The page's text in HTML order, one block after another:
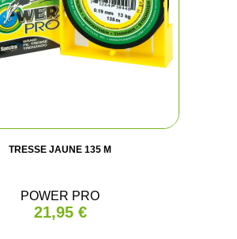
TRESSE JAUNE 135 M
POWER PRO
21,95 €